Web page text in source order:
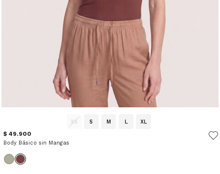
XS S M L XL
$ 49.900
Body Básico sin Mangas